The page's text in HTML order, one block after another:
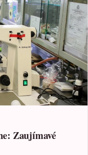
Zaujímavé